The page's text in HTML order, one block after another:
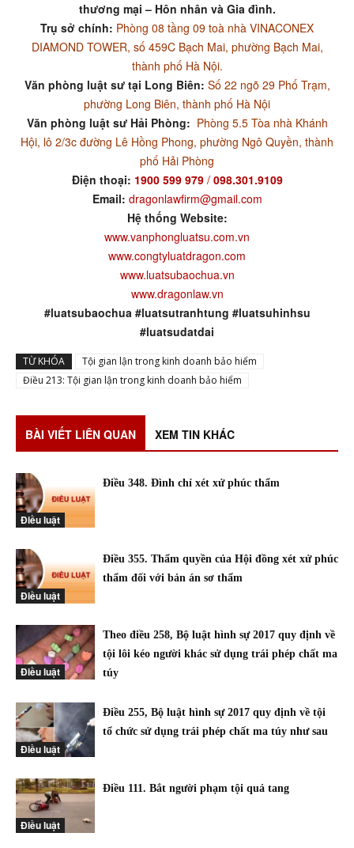
thương mại – Hôn nhân và Gia đình.
Trụ sở chính: Phòng 08 tầng 09 toà nhà VINACONEX
DIAMOND TOWER, số 459C Bạch Mai, phường Bạch Mai,
thành phố Hà Nội.
Văn phòng luật sư tại Long Biên: Số 22 ngõ 29 Phố Trạm,
phường Long Biên, thành phố Hà Nội
Văn phòng luật sư Hải Phòng: Phòng 5.5 Tòa nhà Khánh
Hội, lô 2/3c đường Lê Hồng Phong, phường Ngô Quyền, thành
phố Hải Phòng
Điện thoại: 1900 599 979/ 098.301.9109
Email: dragonlawfirm@gmail.com
Hệ thống Website:
www.vanphongluatsu.com.vn
www.congtyluatdragon.com
www.luatsubaochua.vn
www.dragonlaw.vn
#luatsubaochua #luatsutranhtung #luatsuhinhsu
#luatsudatdai
TỪ KHÓA
Tội gian lận trong kinh doanh bảo hiểm
Điều 213: Tội gian lận trong kinh doanh bảo hiểm
BÀI VIẾT LIÊN QUAN XEM TIN KHÁC
Điều luật
Điều 348. Đình chỉ xét xử phúc thẩm
Điều luật
Điều 355. Thẩm quyền của Hội đồng xét xử phúc
thẩm đối với bản án sơ thẩm
Điều luật
Theo điều 258, Bộ luật hình sự 2017 quy định về
tội lôi kéo người khác sử dụng trái phép chất ma
túy
Điều luật
Điều 255, Bộ luật hình sự 2017 quy định về tội
tổ chức sử dụng trái phép chất ma túy như sau
Điều luật
Điều 111. Bắt người phạm tội quả tang